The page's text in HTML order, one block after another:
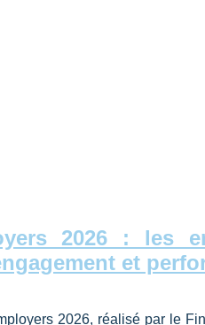
2026 : les
et
2026, réalisé par le